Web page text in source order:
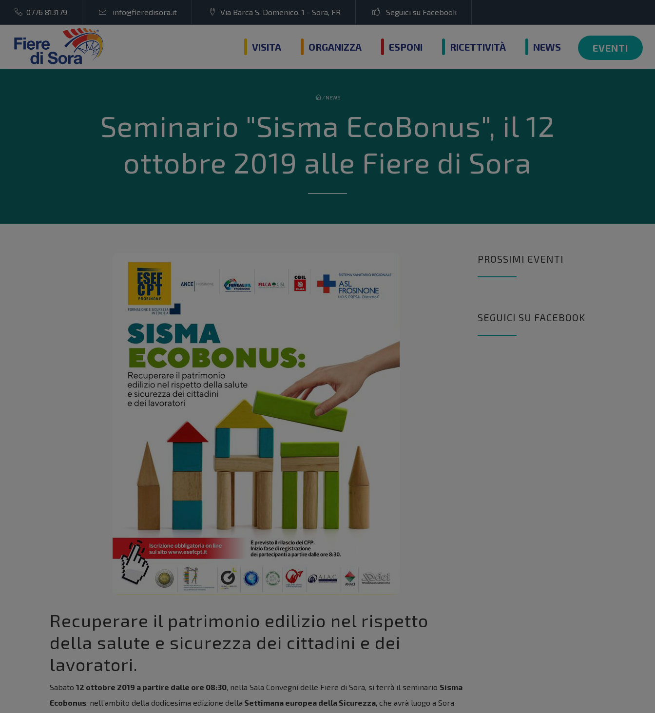
0776 813179 info@fieredisora.it Via Barca S. Domenico, 1 - Sora, FR Seguici su Facebook
VISITA ORGANIZZA ESPONI RICETTIVITÀ NEWS EVENTI
/ NEWS
Seminario "Sisma EcoBonus", il 12
ottobre 2019 alle Fiere di Sora
Recuperare il patrimonio edilizio nel rispetto
della salute e sicurezza dei cittadini e dei
lavoratori.
Sabato 12 ottobre 2019 a partire dalle ore 08:30, nella Sala Convegni delle Fiere di Sora, si terrà il seminario Sisma
Ecobonus, nell’ambito della dodicesima edizione della Settimana europea della Sicurezza, che avrà luogo a Sora
PROSSIMI EVENTI
SEGUICI SU FACEBOOK